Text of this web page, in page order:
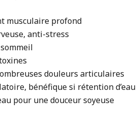
musculaire profond
anti-stress
douleurs articulaires
bénéfique si rétention d’eau
pour une douceur soyeuse